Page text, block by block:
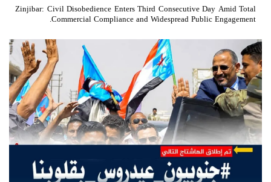
Zinjibar: Civil Disobedience Enters Third Consecutive Day Amid Total
Commercial Compliance and Widespread Public Engagement.